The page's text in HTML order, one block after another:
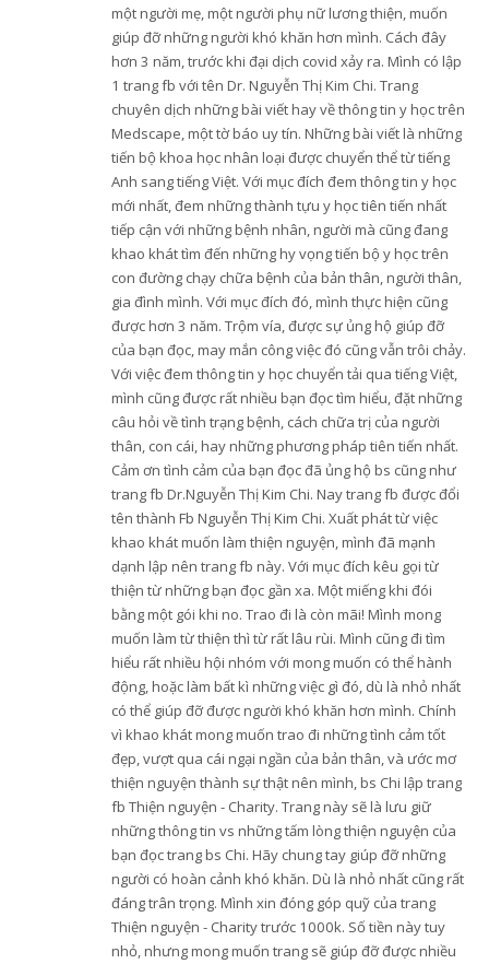
một người mẹ, một người phụ nữ lương thiện, muốn
giúp đỡ những người khó khăn hơn mình. Cách đây
hơn 3 năm, trước khi đại dịch covid xảy ra. Mình có lập
1 trang fb với tên Dr. Nguyễn Thị Kim Chi. Trang
chuyên dịch những bài viết hay về thông tin y học trên
Medscape, một tờ báo uy tín. Những bài viết là những
tiến bộ khoa học nhân loại được chuyển thể từ tiếng
Anh sang tiếng Việt. Với mục đích đem thông tin y học
mới nhất, đem những thành tựu y học tiên tiến nhất
tiếp cận với những bệnh nhân, người mà cũng đang
khao khát tìm đến những hy vọng tiến bộ y học trên
con đường chạy chữa bệnh của bản thân, người thân,
gia đình mình. Với mục đích đó, mình thực hiện cũng
được hơn 3 năm. Trộm vía, được sự ủng hộ giúp đỡ
của bạn đọc, may mắn công việc đó cũng vẫn trôi chảy.
Với việc đem thông tin y học chuyển tải qua tiếng Việt,
mình cũng được rất nhiều bạn đọc tìm hiểu, đặt những
câu hỏi về tình trạng bệnh, cách chữa trị của người
thân, con cái, hay những phương pháp tiên tiến nhất.
Cảm ơn tình cảm của bạn đọc đã ủng hộ bs cũng như
trang fb Dr.Nguyễn Thị Kim Chi. Nay trang fb được đổi
tên thành Fb Nguyễn Thị Kim Chi. Xuất phát từ việc
khao khát muốn làm thiện nguyện, mình đã mạnh
dạnh lập nên trang fb này. Với mục đích kêu gọi từ
thiện từ những bạn đọc gần xa. Một miếng khi đói
bằng một gói khi no. Trao đi là còn mãi! Mình mong
muốn làm từ thiện thì từ rất lâu rùi. Mình cũng đi tìm
hiểu rất nhiều hội nhóm với mong muốn có thể hành
động, hoặc làm bất kì những việc gì đó, dù là nhỏ nhất
có thể giúp đỡ được người khó khăn hơn mình. Chính
vì khao khát mong muốn trao đi những tình cảm tốt
đẹp, vượt qua cái ngại ngần của bản thân, và ước mơ
thiện nguyện thành sự thật nên mình, bs Chi lập trang
fb Thiện nguyện - Charity. Trang này sẽ là lưu giữ
những thông tin vs những tấm lòng thiện nguyện của
bạn đọc trang bs Chi. Hãy chung tay giúp đỡ những
người có hoàn cảnh khó khăn. Dù là nhỏ nhất cũng rất
đáng trân trọng. Mình xin đóng góp quỹ của trang
Thiện nguyện - Charity trước 1000k. Số tiền này tuy
nhỏ, nhưng mong muốn trang sẽ giúp đỡ được nhiều